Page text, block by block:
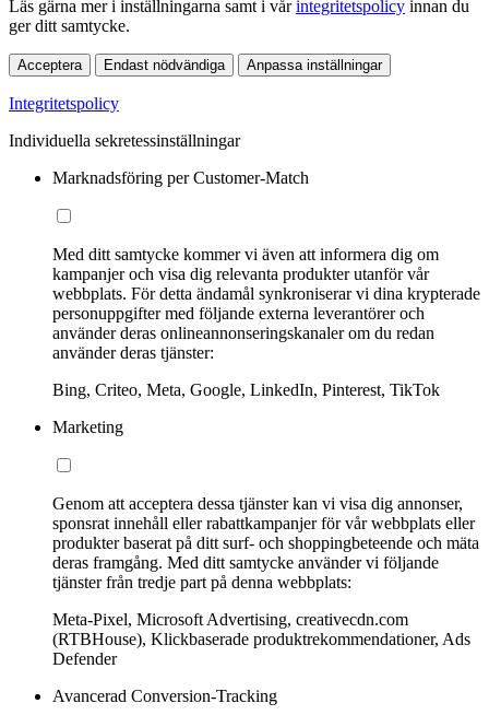
Läs gärna mer i inställningarna samt i vårintegritetspolicy innan du
ger ditt samtycke.
Acceptera Endast nödvändiga Anpassa inställningar
Integritetspolicy
Individuella sekretessinställningar
Marknadsföring per Customer-Match
Med ditt samtycke kommer vi även att informera dig om
kampanjer och visa dig relevanta produkter utanför vår
webbplats. För detta ändamål synkroniserar vi dina krypterade
personuppgifter med följande externa leverantörer och
använder deras onlineannonseringskanaler om du redan
använder deras tjänster:
Bing, Criteo, Meta, Google, LinkedIn, Pinterest, TikTok
Marketing
Genom att acceptera dessa tjänster kan vi visa dig annonser,
sponsrat innehåll eller rabattkampanjer för vår webbplats eller
produkter baserat på ditt surf- och shoppingbeteende och mäta
deras framgång. Med ditt samtycke använder vi följande
tjänster från tredje part på denna webbplats:
Meta-Pixel, Microsoft Advertising, creativecdn.com
(RTBHouse), Klickbaserade produktrekommendationer, Ads
Defender
Avancerad Conversion-Tracking